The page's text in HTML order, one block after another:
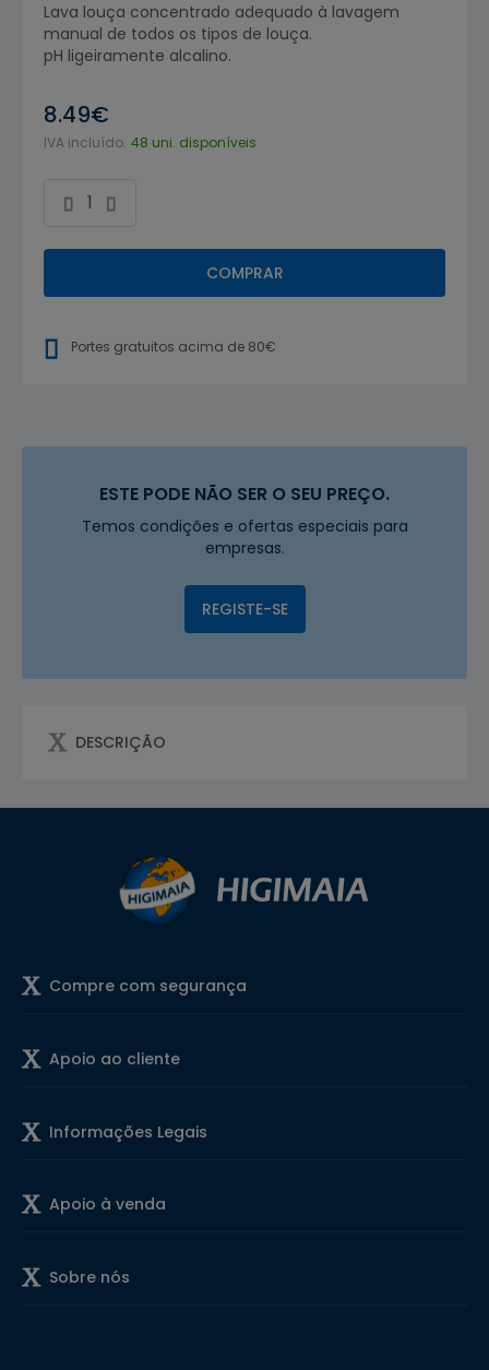
Lava louça concentrado adequado à lavagem
manual de todos os tipos de louça.
pH ligeiramente alcalino.
8.49€
IVA incluído. 48 uni. disponíveis
COMPRAR
Portes gratuitos acima de 80€
ESTE PODE NÃO SER O SEU PREÇO.
Temos condições e ofertas especiais para
empresas.
REGISTE-SE
DESCRIÇÃO
Compre com segurança
Apoio ao cliente
Informações Legais
Apoio à venda
Sobre nós